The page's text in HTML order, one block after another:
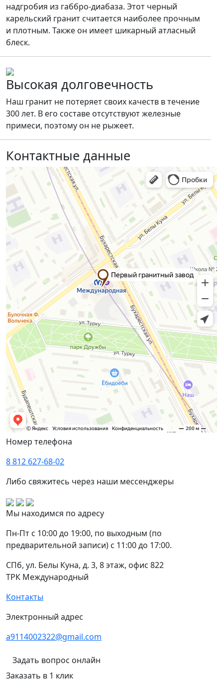
надгробия из габбро-диабаза. Этот черный
карельский гранит считается наиболее прочным
и плотным. Также он имеет шикарный атласный
блеск.
Высокая долговечность
Наш гранит не потеряет своих качеств в течение
300 лет. В его составе отсутствуют железные
примеси, поэтому он не рыжеет.
Контактные данные
Номер телефона
8 812 627-68-02
Либо свяжитесь через наши мессенджеры
Мы находимся по адресу
Пн-Пт с 10:00 до 19:00, по выходным (по
предварительной записи) с 11:00 до 17:00.
СПб, ул. Белы Куна, д. 3, 8 этаж, офис 822
ТРК Международный
Контакты
Электронный адрес
a9114002322@gmail.com
Задать вопрос онлайн
Заказать в 1 клик